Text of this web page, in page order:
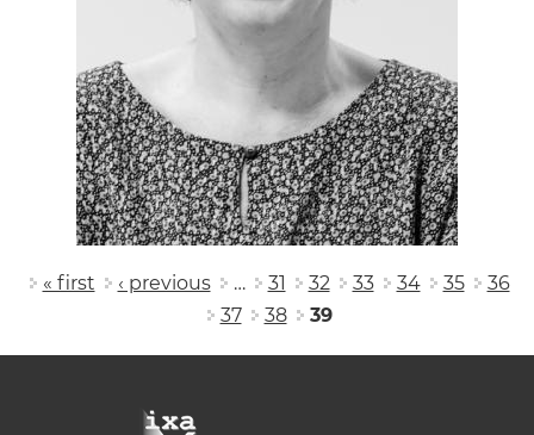
Pages
« first ‹ previous … 31 32 33 34 35
36
37
38 39